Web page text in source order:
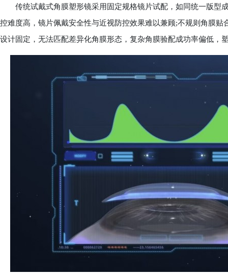
传统试戴式角膜塑形镜采用固定规格镜片试配，如同统一版型
控难度高，镜片佩戴安全性与近视防控效果难以兼顾;不规则角膜
设计固定，无法匹配差异化角膜形态，复杂角膜验配成功率偏低，